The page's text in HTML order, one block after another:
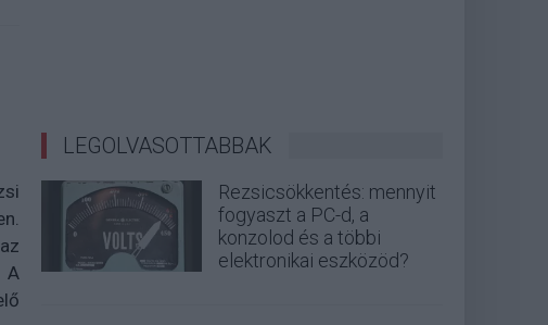
A
LEGOLVASOTTABBAK
Rezsicsökkentés: mennyit
fogyaszt a PC-d, a
konzolod és a többi
elektronikai eszközöd?